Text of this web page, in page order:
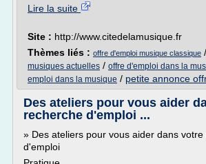
Lire la suite
Site : http://www.citedelamusique.fr
Thèmes liés : offre d'emploi musique classique /
musiques actuelles / offre d'emploi dans la
emploi dans la musique / petite annonce
Des ateliers pour vous aider
recherche d'emploi ...
» Des ateliers pour vous aider dans
d'emploi